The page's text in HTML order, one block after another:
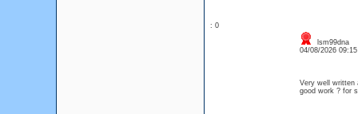
: 0
lsm99dna
04/08/2026
Very well
good work ? for